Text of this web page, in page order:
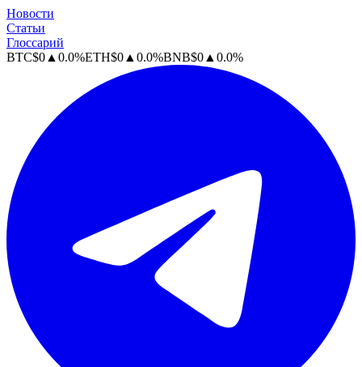
Новости
Статьи
Глоссарий
BTC$0 ▲ 0.0%ETH$0 ▲ 0.0%BNB$0 ▲ 0.0%